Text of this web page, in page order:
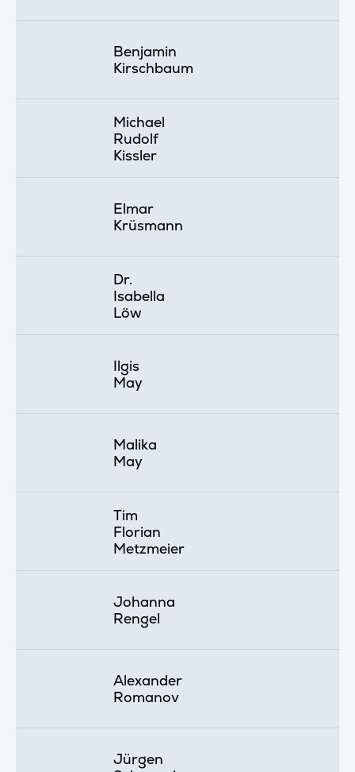
Benjamin
Kirschbaum
Michael
Rudolf
Kissler
Elmar
Krüsmann
Dr.
Isabella
Löw
Ilgis
May
Malika
May
Tim
Florian
Metzmeier
Johanna
Rengel
Alexander
Romanov
Jürgen